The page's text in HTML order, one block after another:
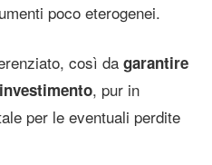
poco eterogenei.
così da garantire
, pur in
per le eventuali perdite